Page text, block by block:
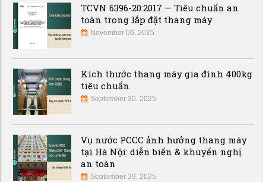
TCVN 6396-20:2017 — Tiêu chuẩn an
toàn trong lắp đặt thang máy
November 06, 2025
Kích thước thang máy gia đình 400kg
tiêu chuẩn
September 30, 2025
Vụ nước PCCC ảnh hưởng thang máy
tại Hà Nội: diễn biến & khuyến nghị
an toàn
September 29, 2025